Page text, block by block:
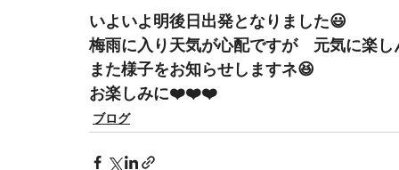
いよいよ明後日出発となりました😃
梅雨に入り天気が心配ですが　元気に楽
また様子をお知らせしますネ😆
お楽しみに❤️❤️❤️
ブログ